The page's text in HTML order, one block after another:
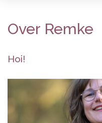
Over Remke
Hoi!